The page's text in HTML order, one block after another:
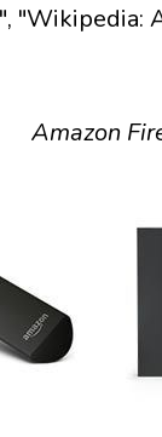
Amazon